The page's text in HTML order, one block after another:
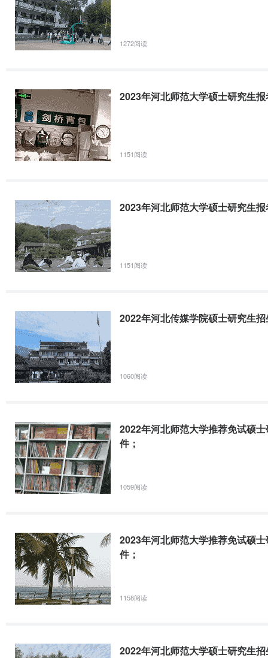
1272阅读
2023年河北师范大学硕士研究生
1151阅读
2023年河北师范大学硕士研究生
1151阅读
2022年河北传媒学院硕士研究生
1060阅读
2022年河北师范大学推荐免试硕
件；
1059阅读
2023年河北师范大学推荐免试硕
件；
1158阅读
2022年河北师范大学硕士研究生